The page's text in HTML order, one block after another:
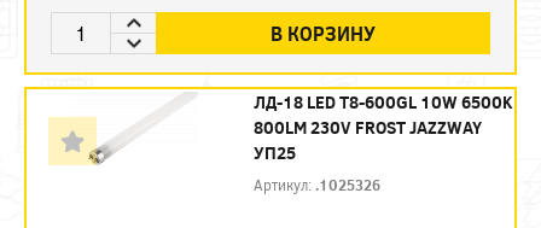
В КОРЗИНУ
ЛД-18 LED Т8-600GL 10W 6500K
800LM 230V FROST JAZZWAY
УП25
Артикул: .1025326